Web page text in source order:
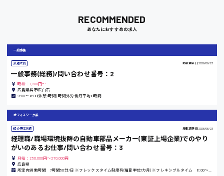
熊本県
時給1300円〜
RECOMMENDED
あなたにおすすめの求人
一般事務
派遣社員 掲載更新日 2026/06/23
一般事務(総務)/問い合わせ番号：2
時給：1,200円～
広島県呉市広白石
9:00〜18:00(休憩1時間) 時間外労働月平均10時間
オフィスワーク系
紹介予定派遣 掲載更新日 2026/06/23
経理職/職場環境抜群の自動車部品メーカー(東証上場企業)でのやり
がいのあるお仕事/問い合わせ番号：3
月給：250,000円～270,000円
広島県